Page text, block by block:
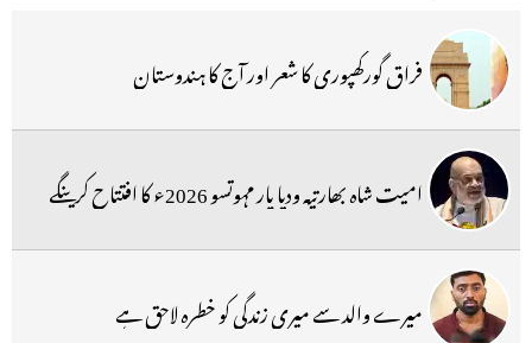
فراق گورکھپوری کا شعر اور آج کا ہندوستان
امیت شاہ بھارتیہ ودیا پار مہوتسو 2026ء کا افتتاح کرینگے
میرے والد سے میری زندگی کو خطرہ لاحق ہے